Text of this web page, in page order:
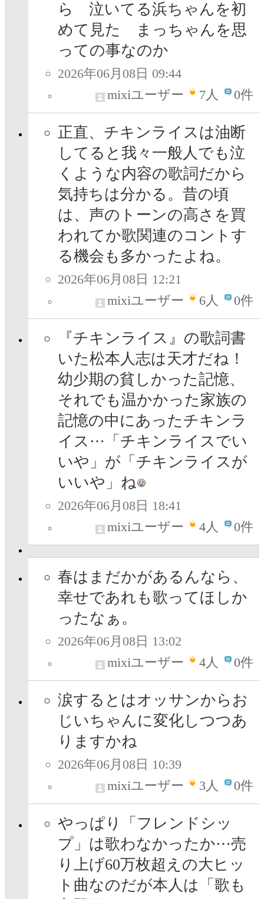
ら 泣いてる浜ちゃんを初
めて見た まっちゃんを思
っての事なのか
2026年06月08日 09:44
mixiユーザー
7人 0件
正直、チキンライスは油断
してると我々一般人でも泣
くような内容の歌詞だから
気持ちは分かる。昔の頃
は、声のトーンの高さを買
われてか歌関連のコントす
る機会も多かったよね。
2026年06月08日 12:21
mixiユーザー
6人 0件
『チキンライス』の歌詞書
いた松本人志は天才だね！
幼少期の貧しかった記憶、
それでも温かかった家族の
記憶の中にあったチキンラ
イス⋯「チキンライスでい
いや」が「チキンライスが
いいや」ね
2026年06月08日 18:41
mixiユーザー
4人 0件
春はまだかがあるんなら、
幸せであれも歌ってほしか
ったなぁ。
2026年06月08日 13:02
mixiユーザー
4人 0件
涙するとはオッサンからお
じいちゃんに変化しつつあ
りますかね
2026年06月08日 10:39
mixiユーザー
3人 0件
やっぱり「フレンドシッ
プ」は歌わなかったか⋯売
り上げ60万枚超えの大ヒッ
ト曲なのだが本人は「歌も